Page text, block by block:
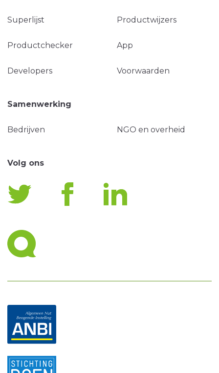
Superlijst Productwijzers
Productchecker App
Developers Voorwaarden
Samenwerking
Bedrijven NGO en overheid
Volg ons